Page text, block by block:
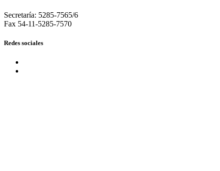
Secretaría: 5285-7565/6
Fax 54-11-5285-7570
Redes sociales